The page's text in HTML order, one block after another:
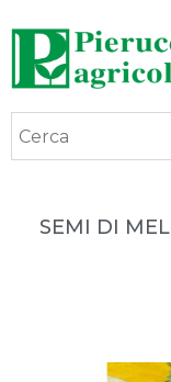
SEMI DI